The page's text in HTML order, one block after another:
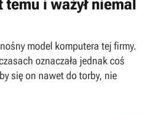
i ważył niemal
model komputera tej firmy.
oznaczała jednak coś
się on nawet do torby, nie